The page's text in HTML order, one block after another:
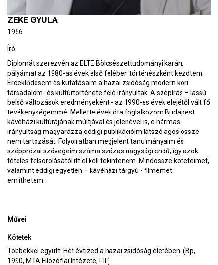
ZEKE GYULA
1956
Író
Diplomát szerezvén az ELTE Bölcsészettudományi karán,
pályámat az 1980-as évek első felében történészként kezdtem.
Érdeklődésem és kutatásaim a hazai zsidóság modern kori
társadalom- és kultúrtörténete felé irányultak. A szépírás – lassú
belső változások eredményeként - az 1990-es évek elejétől vált fő
tevékenységemmé. Mellette évek óta foglalkozom Budapest
kávéházi kultúrájának múltjával és jelenével is, e hármas
irányultság magyarázza eddigi publikációim látszólagos össze
nem tartozását. Folyóiratban megjelent tanulmányaim és
szépprózai szövegeim száma százas nagyságrendű, így azok
tételes felsorolásától itt el kell tekintenem. Mindössze köteteimet,
valaminteddigi egyetlen – kávéházi tárgyú - filmemet
említhetem.
Művei
Kötetek
Többekkel együtt: Hét évtized a hazai zsidóság életében. (Bp,
1990, MTA Filozófiai Intézete, I-II.)